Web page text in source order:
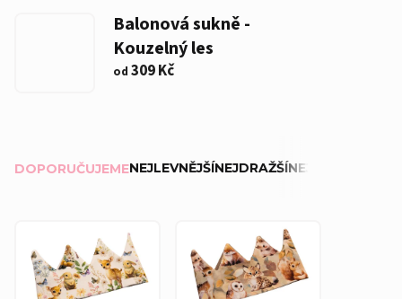
Balonová sukně -
Kouzelný les
od 309 Kč
a
DOPORUČUJEMENEJLEVNĚJŠÍNEJDRAŽŠÍ